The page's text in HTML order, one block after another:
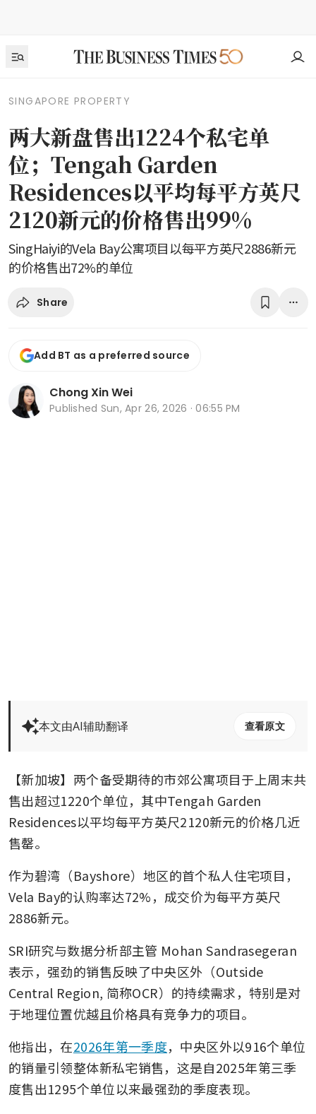
SINGAPORE PROPERTY
两大新盘售出1224个私宅单
位；Tengah Garden
Residences以平均每平方英尺
2120新元的价格售出99%
SingHaiyi的Vela Bay公寓项目以每平方英尺2886新元
的价格售出72%的单位
Share
Add BT as a preferred source
Chong Xin Wei
Published Sun, Apr 26, 2026 · 06:55 PM
本文由AI辅助翻译 查看原文
【新加坡】两个备受期待的市郊公寓项目于上周末共
售出超过1220个单位，其中Tengah Garden
Residences以平均每平方英尺2120新元的价格几近
售罄。
作为碧湾（Bayshore）地区的首个私人住宅项目，
Vela Bay的认购率达72%，成交价为每平方英尺
2886新元。
SRI研究与数据分析部主管 Mohan Sandrasegeran
表示，强劲的销售反映了中央区外（Outside
Central Region, 简称OCR）的持续需求，特别是对
于地理位置优越且价格具有竞争力的项目。
他指出，在2026年第一季度，中央区外以916个单位
的销量引领整体新私宅销售，这是自2025年第三季
度售出1295个单位以来最强劲的季度表现。